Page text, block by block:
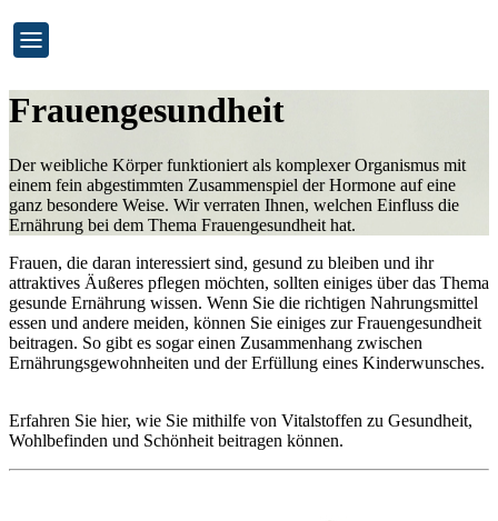
Frauengesundheit
Der weibliche Körper funktioniert als komplexer Organismus mit
einem fein abgestimmten Zusammenspiel der Hormone auf eine
ganz besondere Weise. Wir verraten Ihnen, welchen Einfluss die
Ernährung bei dem Thema Frauengesundheit hat.
Frauen, die daran interessiert sind, gesund zu bleiben und ihr
attraktives Äußeres pflegen möchten, sollten einiges über das Thema
gesunde Ernährung wissen. Wenn Sie die richtigen Nahrungsmittel
essen und andere meiden, können Sie einiges zur Frauengesundheit
beitragen. So gibt es sogar einen Zusammenhang zwischen
Ernährungsgewohnheiten und der Erfüllung eines Kinderwunsches.
Erfahren Sie hier, wie Sie mithilfe von Vitalstoffen zu Gesundheit,
Wohlbefinden und Schönheit beitragen können.